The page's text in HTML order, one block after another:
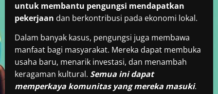
untuk membantu pengungsi mendapatkan
pekerjaan dan berkontribusi pada ekonomi lokal.
Dalam banyak kasus, pengungsi juga membawa
manfaat bagi masyarakat. Mereka dapat membuka
usaha baru, menarik investasi, dan menambah
keragaman kultural. Semua ini dapat
memperkaya komunitas yang mereka masuki.